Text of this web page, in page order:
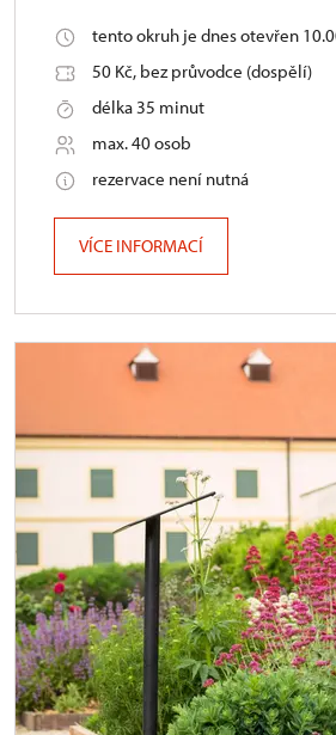
tento okruh je dnes otevřen
50 Kč, bez průvodce (dospělí)
délka 35 minut
max. 40 osob
rezervace není nutná
VÍCE INFORMACÍ